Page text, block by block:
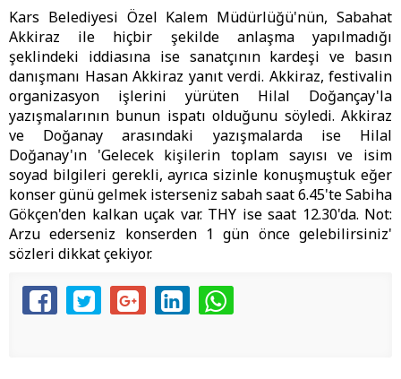
Kars Belediyesi Özel Kalem Müdürlüğü'nün, Sabahat
Akkiraz ile hiçbir şekilde anlaşma yapılmadığı
şeklindeki iddiasına ise sanatçının kardeşi ve basın
danışmanı Hasan Akkiraz yanıt verdi. Akkiraz, festivalin
organizasyon işlerini yürüten Hilal Doğançay'la
yazışmalarının bunun ispatı olduğunu söyledi. Akkiraz
ve Doğanay arasındaki yazışmalarda ise Hilal
Doğanay'ın 'Gelecek kişilerin toplam sayısı ve isim
soyad bilgileri gerekli, ayrıca sizinle konuşmuştuk eğer
konser günü gelmek isterseniz sabah saat 6.45'te Sabiha
Gökçen'den kalkan uçak var. THY ise saat 12.30'da. Not:
Arzu ederseniz konserden 1 gün önce gelebilirsiniz'
sözleri dikkat çekiyor.